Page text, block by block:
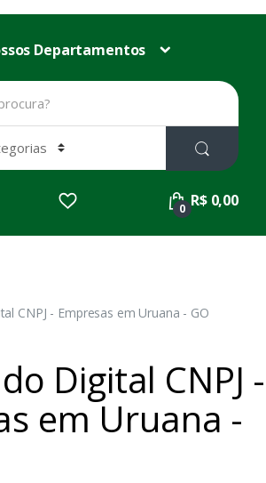
Departamentos
0 R$ 0,00
CNPJ - Empresas em Uruana - GO
Digital CNPJ -
em Uruana -